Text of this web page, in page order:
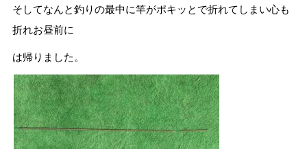
そしてなんと釣りの最中に竿がポキッとで折れてしまい心も
折れお昼前に
は帰りました。